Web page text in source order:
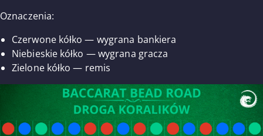
Oznaczenia:
Czerwone kółko — wygrana bankiera
Niebieskie kółko — wygrana gracza
Zielone kółko — remis